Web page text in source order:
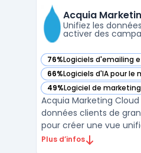
Acquia
Unifiez les
activer des
76%Logiciels d'emailing
— voir Acquia Marketing
66%Logiciels d'IA pour le
— voir Acquia Marketing
49%Logiciel de
— voir Acquia Marketing
Acquia Marketing
données clients de
pour créer une vue
contact. Face à une
Plus d’infos